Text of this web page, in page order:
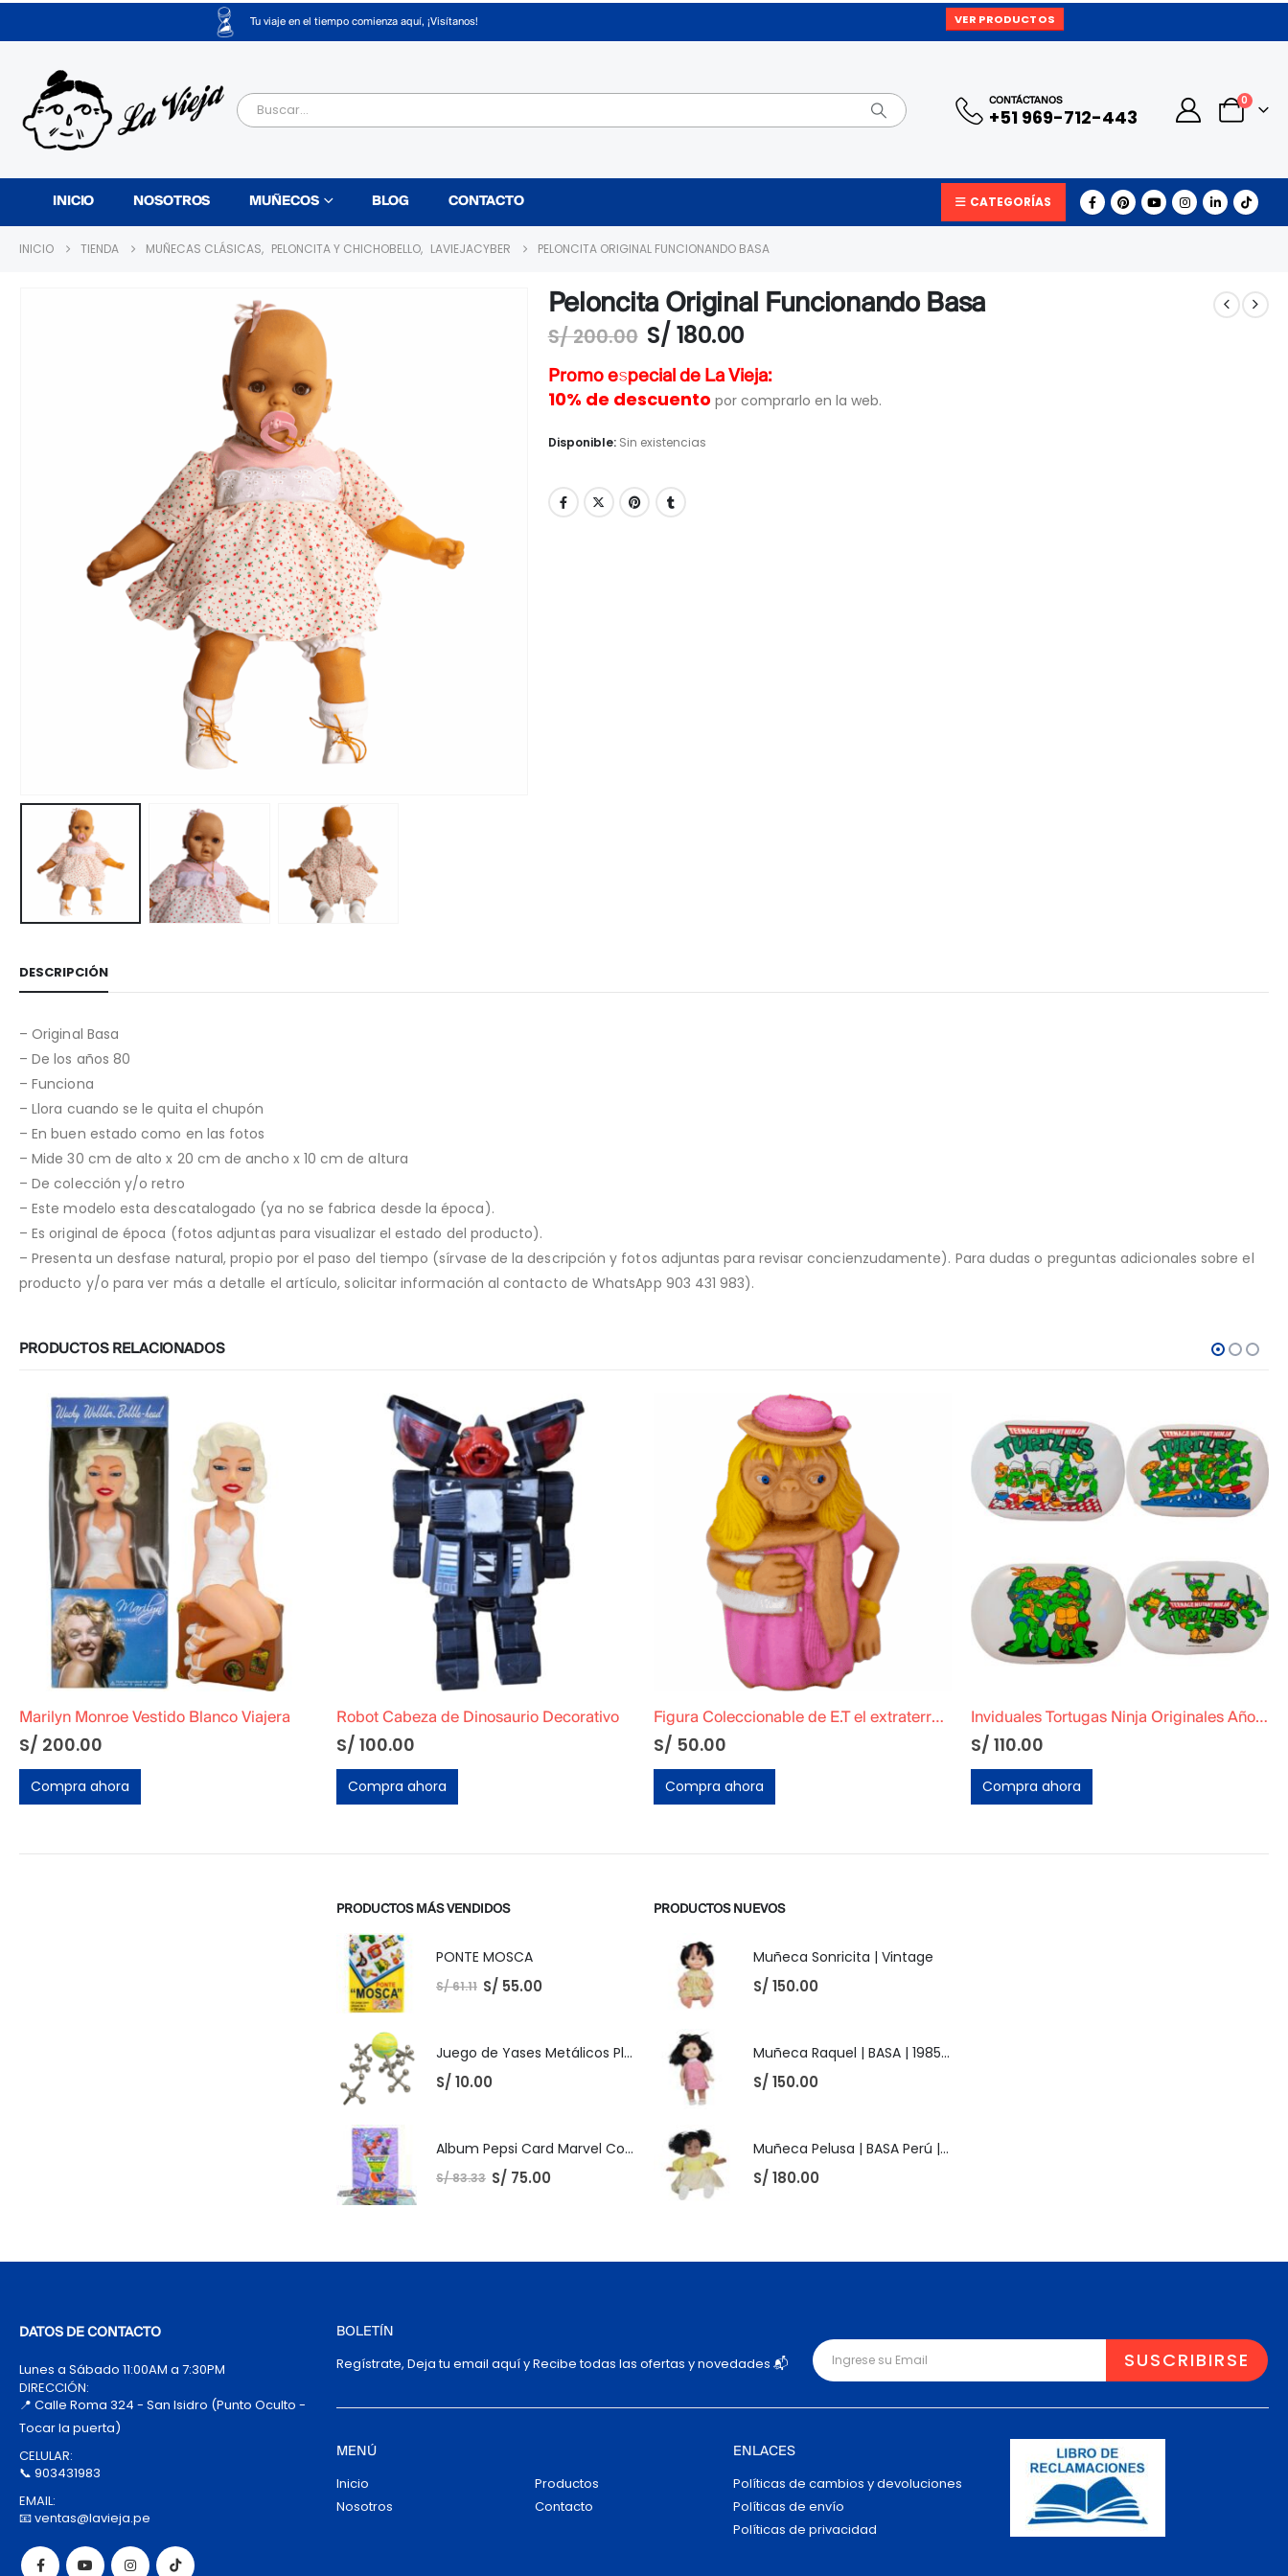
Tu viaje en el tiempo comienza aquí, ¡Visítanos! VER PRODUCTOS
CONTÁCTANOS
+51 969-712-443
0
INICIO NOSOTROS MUÑECOS BLOG CONTACTO CATEGORÍAS
INICIO TIENDA MUÑECAS CLÁSICAS, PELONCITA Y CHICHOBELLO, LAVIEJACYBER PELONCITA ORIGINAL FUNCIONANDO BASA
Peloncita Original Funcionando Basa
S/200.00 S/ 180.00
Promo especial de La Vieja:
10% de descuento por comprarlo en la web.
Disponible: Sin existencias
DESCRIPCIÓN
– Original Basa
– De los años 80
– Funciona
– Llora cuando se le quita el chupón
– En buen estado como en las fotos
– Mide 30 cm de alto x 20 cm de ancho x 10 cm de altura
– De colección y/o retro
– Este modelo esta descatalogado (ya no se fabrica desde la época).
– Es original de época (fotos adjuntas para visualizar el estado del producto).
– Presenta un desfase natural, propio por el paso del tiempo (sírvase de la descripción y fotos adjuntas para revisar concienzudamente). Para dudas o preguntas adicionales sobre el
producto y/o para ver más a detalle el artículo, solicitar información al contacto de WhatsApp 903 431 983).
PRODUCTOS RELACIONADOS
Robot Cabeza de Dinosaurio Decorativo
S/ 100.00
Compra ahora
Figura Coleccionable de E.T el extraterrestre »Halloween»
S/ 50.00
Compra ahora
Inviduales Tortugas Ninja Originales Año 1990
S/ 110.00
Compra ahora
Módulo Taladro Mutante Tortugas Ninja Original
S/ 800.00
Compra ahora
PRODUCTOS MÁS VENDIDOS
PONTE MOSCA
S/61.11 S/ 55.00
Juego de Yases Metálicos Plomos 6 Unidades + Pelota de Goma (En Bolsita Lista para Regalar)
S/ 10.00
Album Pepsi Card Marvel Completo
S/83.33 S/ 75.00
PRODUCTOS NUEVOS
Muñeca Sonricita | Vintage
S/ 150.00
Muñeca Raquel | BASA | 1985 | Vintage
S/ 150.00
Muñeca Pelusa | BASA Perú | Años 80 | Original
S/ 180.00
DATOS DE CONTACTO
Lunes a Sábado 11:00AM a 7:30PM
DIRECCIÓN:
📍 Calle Roma 324 - San Isidro (Punto Oculto -
Tocar la puerta)
CELULAR:
📞 903431983
EMAIL:
📧 ventas@lavieja.pe
BOLETÍN
Regístrate, Deja tu email aquí y Recibe todas las ofertas y novedades 📬
MENÚ
Inicio
Nosotros
Productos
Contacto
ENLACES
Políticas de cambios y devoluciones
Políticas de envío
Políticas de privacidad